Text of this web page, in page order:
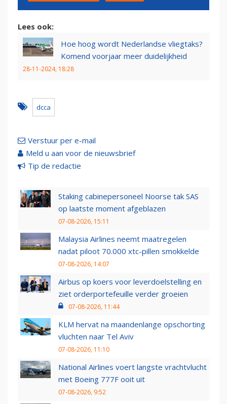
Lees ook:
Hoe hoog wordt Nederlandse vliegtaks?
Komend voorjaar meer duidelijkheid
28-11-2024, 18:28
dcca
Verstuur per e-mail
Meld u aan voor de nieuwsbrief
Tip de redactie
Staking cabinepersoneel Noorse tak SAS
op laatste moment afgeblazen
07-08-2026, 15:11
Malaysia Airlines neemt maatregelen
nadat piloot 70.000 xtc-pillen smokkelde
07-08-2026, 14:07
Airbus op koers voor leverdoelstelling en
ziet orderportefeuille verder groeien
07-08-2026, 11:44
KLM hervat na maandenlange opschorting
vluchten naar Tel Aviv
07-08-2026, 11:10
National Airlines voert langste vrachtvlucht
met Boeing 777F ooit uit
07-08-2026, 9:52